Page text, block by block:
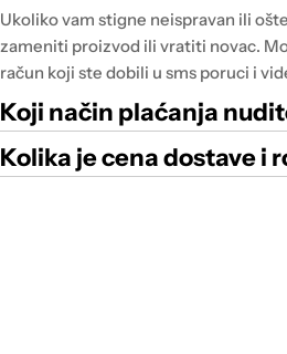
Ukoliko vam stigne neispravan ili
zameniti proizvod ili vratiti novac.
račun koji ste dobili u sms poruci i
Koji način plaćanja
Kolika je cena dostave i